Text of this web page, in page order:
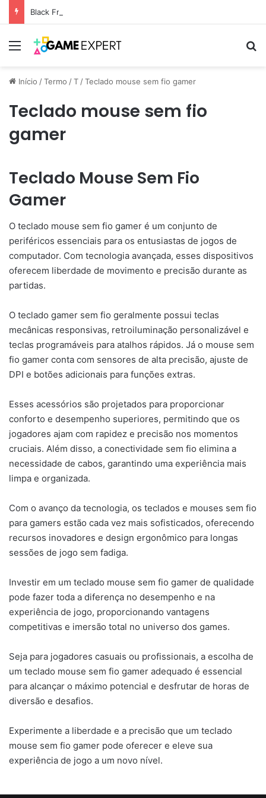
Black Friday: descontos incríveis em eletrônicos
Menu
Início /Termo /T /Teclado mouse sem fio gamer
Teclado mouse sem fio
gamer
Teclado Mouse Sem Fio
Gamer
O teclado mouse sem fio gamer é um conjunto de
periféricos essenciais para os entusiastas de jogos de
computador. Com tecnologia avançada, esses dispositivos
oferecem liberdade de movimento e precisão durante as
partidas.
O teclado gamer sem fio geralmente possui teclas
mecânicas responsivas, retroiluminação personalizável e
teclas programáveis para atalhos rápidos. Já o mouse sem
fio gamer conta com sensores de alta precisão, ajuste de
DPI e botões adicionais para funções extras.
Esses acessórios são projetados para proporcionar
conforto e desempenho superiores, permitindo que os
jogadores ajam com rapidez e precisão nos momentos
cruciais. Além disso, a conectividade sem fio elimina a
necessidade de cabos, garantindo uma experiência mais
limpa e organizada.
Com o avanço da tecnologia, os teclados e mouses sem fio
para gamers estão cada vez mais sofisticados, oferecendo
recursos inovadores e design ergonômico para longas
sessões de jogo sem fadiga.
Investir em um teclado mouse sem fio gamer de qualidade
pode fazer toda a diferença no desempenho e na
experiência de jogo, proporcionando vantagens
competitivas e imersão total no universo dos games.
Seja para jogadores casuais ou profissionais, a escolha de
um teclado mouse sem fio gamer adequado é essencial
para alcançar o máximo potencial e desfrutar de horas de
diversão e desafios.
Experimente a liberdade e a precisão que um teclado
mouse sem fio gamer pode oferecer e eleve sua
experiência de jogo a um novo nível.